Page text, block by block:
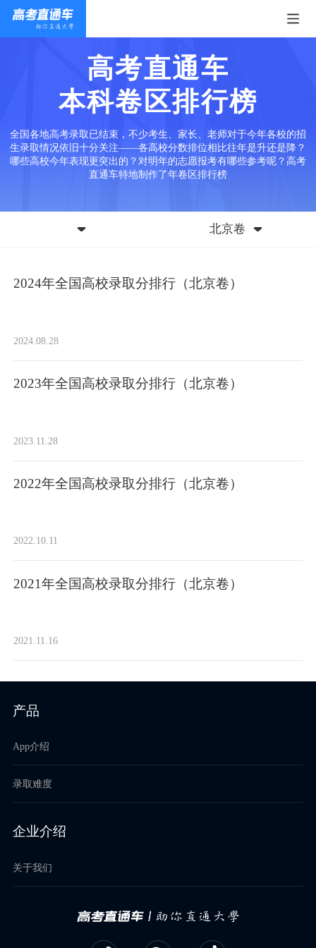
高考直通车
本科卷区排行榜
全国各地高考录取已结束，不少考生、家长、老师对于今年各校的招
生录取情况依旧十分关注——各高校分数排位相比往年是升还是降？
哪些高校今年表现更突出的？对明年的志愿报考有哪些参考呢？高考
直通车特地制作了年卷区排行榜
北京卷
2024年全国高校录取分排行（北京卷）
2024.08.28
2023年全国高校录取分排行（北京卷）
2023.11.28
2022年全国高校录取分排行（北京卷）
2022.10.11
2021年全国高校录取分排行（北京卷）
2021.11.16
产品
App介绍
录取难度
企业介绍
关于我们